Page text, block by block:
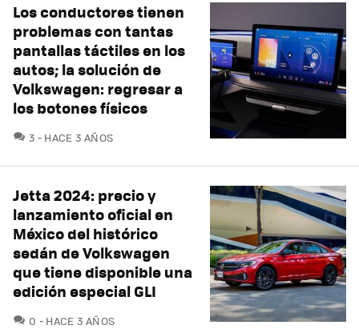
Los conductores tienen
problemas con tantas
pantallas táctiles en los
autos; la solución de
Volkswagen: regresar a
los botones físicos
3 COMENTARIOS
HACE 3 AÑOS
Jetta 2024: precio y
lanzamiento oficial en
México del histórico
sedán de Volkswagen
que tiene disponible una
edición especial GLI
0 COMENTARIOS
HACE 3 AÑOS